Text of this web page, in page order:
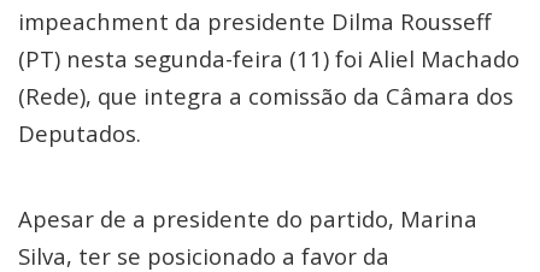
impeachment da presidente Dilma Rousseff
(PT) nesta segunda-feira (11) foi Aliel Machado
(Rede), que integra a comissão da Câmara dos
Deputados.
Apesar de a presidente do partido, Marina
Silva, ter se posicionado a favor da